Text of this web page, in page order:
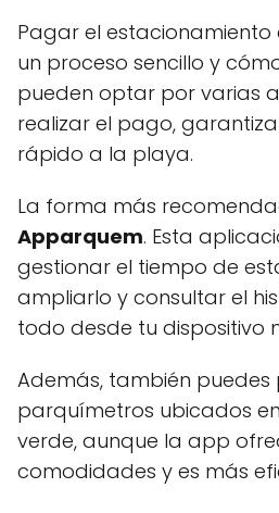
Pagar el estacionamiento
un proceso sencillo y
pueden optar por varias
realizar el pago,
rápido a la playa.
La forma más
Apparquem. Esta
gestionar el tiempo de
ampliarlo y consultar el
todo desde tu dispositivo
Además, también puedes
parquímetros ubicados
verde, aunque la app
comodidades y es más